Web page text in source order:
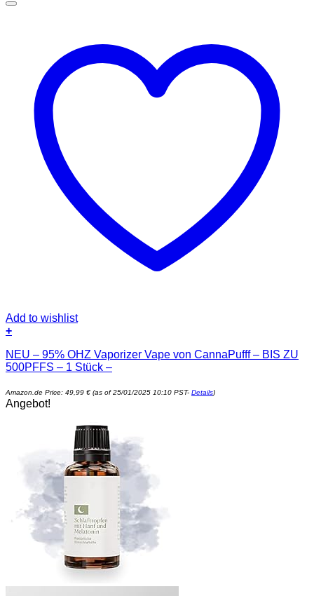
Add to wishlist
+
NEU – 95% OHZ Vaporizer Vape von CannaPufff – BIS ZU
500PFFS – 1 Stück –
Amazon.de Price: 49,99 € (as of 25/01/2025 10:10 PST- Details)
Angebot!